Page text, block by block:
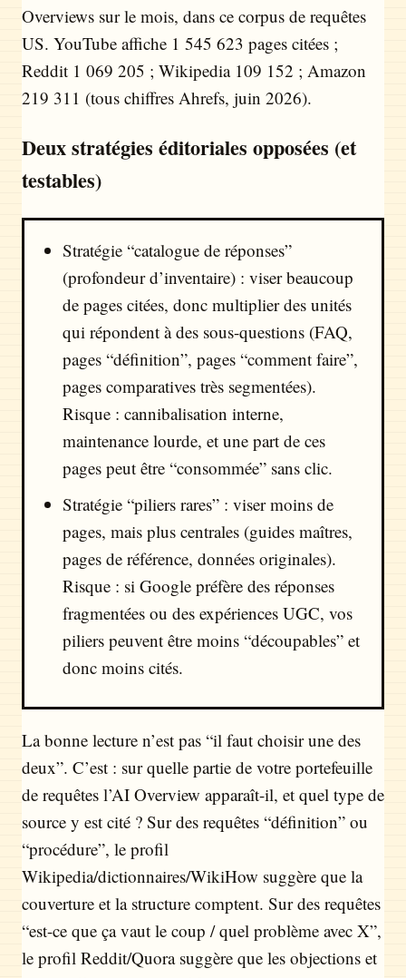
Overviews sur le mois, dans ce corpus de requêtes
US. YouTube affiche 1 545 623 pages citées ;
Reddit 1 069 205 ; Wikipedia 109 152 ; Amazon
219 311 (tous chiffres Ahrefs, juin 2026).
Deux stratégies éditoriales opposées (et
testables)
Stratégie “catalogue de réponses”
(profondeur d’inventaire) : viser beaucoup
de pages citées, donc multiplier des unités
qui répondent à des sous-questions (FAQ,
pages “définition”, pages “comment faire”,
pages comparatives très segmentées).
Risque : cannibalisation interne,
maintenance lourde, et une part de ces
pages peut être “consommée” sans clic.
Stratégie “piliers rares” : viser moins de
pages, mais plus centrales (guides maîtres,
pages de référence, données originales).
Risque : si Google préfère des réponses
fragmentées ou des expériences UGC, vos
piliers peuvent être moins “découpables” et
donc moins cités.
La bonne lecture n’est pas “il faut choisir une des
deux”. C’est : sur quelle partie de votre portefeuille
de requêtes l’AI Overview apparaît-il, et quel type de
source y est cité ? Sur des requêtes “définition” ou
“procédure”, le profil
Wikipedia/dictionnaires/WikiHow suggère que la
couverture et la structure comptent. Sur des requêtes
“est-ce que ça vaut le coup / quel problème avec X”,
le profil Reddit/Quora suggère que les objections et